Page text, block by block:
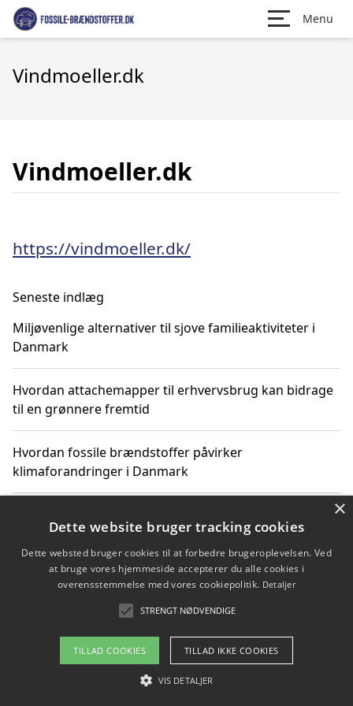
Menu
Vindmoeller.dk
Vindmoeller.dk
https://vindmoeller.dk/
Seneste indlæg
Miljøvenlige alternativer til sjove familieaktiviteter i
Danmark
Hvordan attachemapper til erhvervsbrug kan bidrage
til en grønnere fremtid
Hvordan fossile brændstoffer påvirker
klimaforandringer i Danmark
klimaændringer
Hvordan citater om fossile brændstoffer kan ændre
Copyright 2026 - Pilanto Aps
Om / kontakt
×
Dette website bruger tracking cookies
Dette websted bruger cookies til at forbedre brugeroplevelsen. Ved
at bruge vores hjemmeside accepterer du alle cookies i
overensstemmelse med vores cookiepolitik. Detaljer
STRENGT NØDVENDIGE
TILLAD COOKIES TILLAD IKKE COOKIES
VIS DETALJER